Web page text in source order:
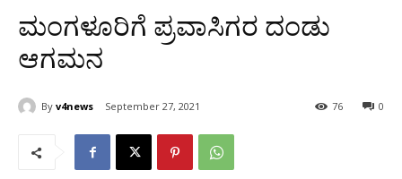
ಮಂಗಳೂರಿಗೆ ಪ್ರವಾಸಿಗರ ದಂಡು
ಆಗಮನ
By v4news September 27, 2021 0
76